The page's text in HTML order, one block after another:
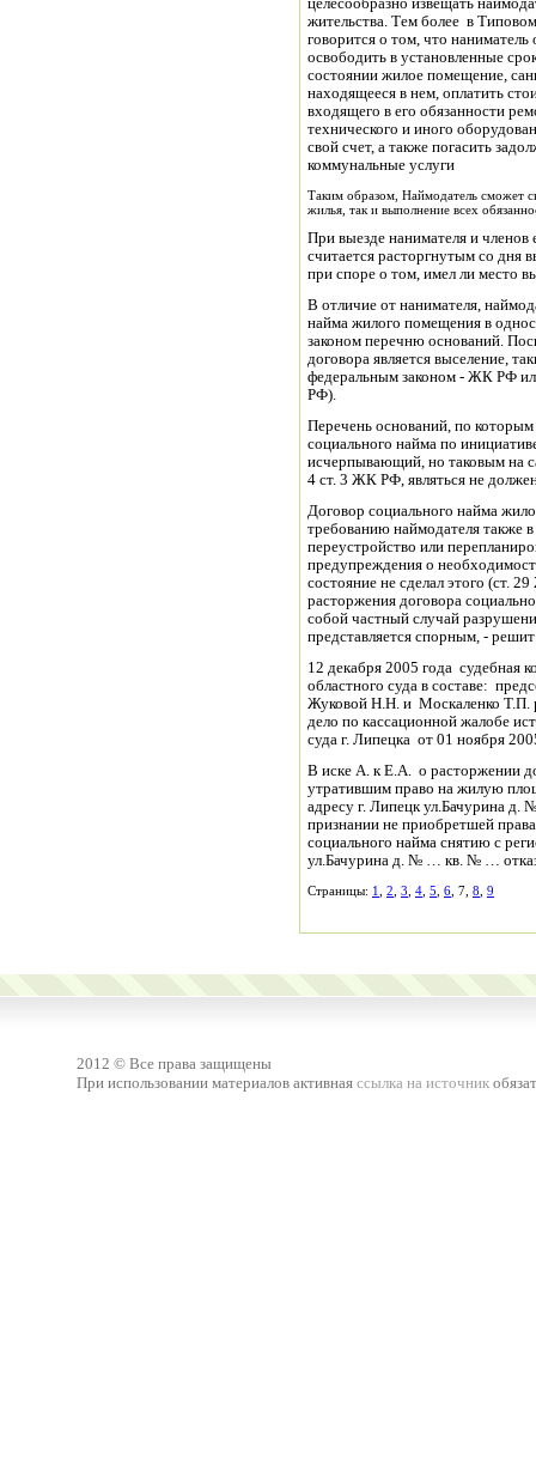
целесообразно извещать
жительства. Тем более в
говорится о том, что
освободить в установленные
состоянии жилое помещение,
находящееся в нем, оплатить
входящего в его обязанности
технического и иного
свой счет, а также погасить
коммунальные услуги
Таким образом, Наймодатель сможет
жилья, так и выполнение всех
При выезде нанимателя и
считается расторгнутым со дня
при споре о том, имел ли место
В отличие от нанимателя,
найма жилого помещения в
законом перечню оснований.
договора является выселение,
федеральным законом - ЖК РФ
РФ).
Перечень оснований, по
социального найма по
исчерпывающий, но таковым на
4 ст. 3 ЖК РФ, являться не
Договор социального найма
требованию наймодателя также в
переустройство или
предупреждения о
состояние не сделал этого (ст.
расторжения договора
собой частный случай
представляется спорным, -
12 декабря 2005 года судебная
областного суда в составе:
Жуковой Н.Н. и Москаленко Т.П.
дело по кассационной жалобе
суда г. Липецка от 01 ноября
В иске А. к Е.А. о расторжении
утратившим право на жилую
адресу г. Липецк ул.Бачурина
признании не приобретшей
социального найма снятию с
ул.Бачурина д. № … кв. № …
Страницы: 1 2 3 4 5 6 , 7, 8 9
2012 © Все права защищены
При использовании материалов активная ссылка на источник